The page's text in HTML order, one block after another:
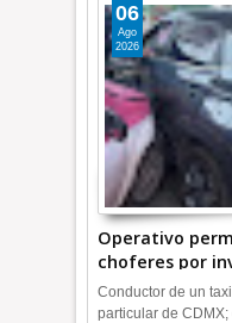
Operativo
choferes por
Ecatepec |
06
Ago
2026
Conductor de un
particular de